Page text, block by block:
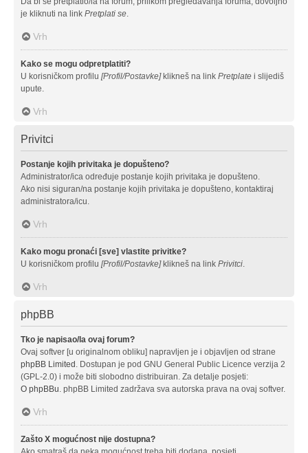
je kliknuti na link Pretplati se.
Vrh
Kako se mogu odpretplatiti?
U korisničkom profilu [Profil/Postavke]klikneš na link Pretplate i slijediš
upute.
Vrh
Privitci
Postanje kojih privitaka je dopušteno?
Administrator/ica određuje postanje kojih privitaka je dopušteno.
Ako nisi siguran/na postanje kojih privitaka je dopušteno, kontaktiraj
administratora/icu.
Vrh
Kako mogu pronaći [sve] vlastite privitke?
U korisničkom profilu [Profil/Postavke]klikneš na link Privitci.
Vrh
phpBB
Tko je napisao/la ovaj forum?
Ovaj softver [u originalnom obliku] napravljen je i objavljen od strane
phpBB Limited. Dostupan je pod GNU General Public Licence verzija 2
(GPL-2.0) i može biti slobodno distribuiran. Za detalje posjeti:
O phpBBu. phpBB Limited zadržava sva autorska prava na ovaj softver.
Vrh
Zašto X mogućnost nije dostupna?